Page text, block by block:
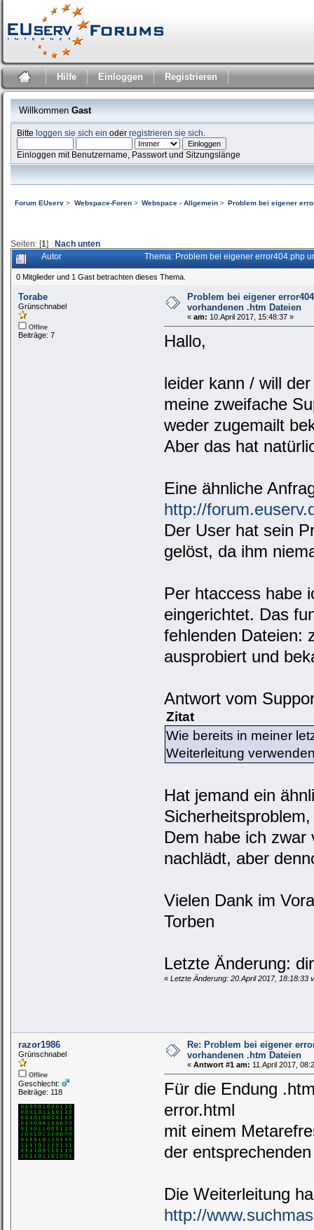
Hilfe Einloggen Registrieren
Willkommen Gast
Bitteloggen sie sich ein oderregistrieren sie sich
Einloggen mit Benutzername, Passwort und Sitzungslänge
Forum EUserv > Webspace-Foren> Webspace - Allgemein> Problem bei eigener
Seiten: [1] Nach unten
Autor Thema: Problem bei eigener error404.php
0 Mitglieder und 1 Gast betrachten dieses Thema.
Torabe
Grünschnabel
Offline
Beiträge: 7
Problem bei eigener
vorhandenen .htm Dateien
« am: 10.April 2017, 15:48:37 »
Hallo,
leider kann / will
meine zweifache
weder zugemailt
Aber das hat
Eine ähnliche
http://
Der User hat sein
gelöst, da ihm
Per htaccess habe
eingerichtet. Das
fehlenden Dateien:
ausprobiert und
Antwort vom
Zitat
Wie bereits in meiner
Weiterleitung
Hat jemand ein
Dem habe ich zwar
nachlädt, aber
Vielen Dank im
Torben
Letzte Änderung:
«Letzte Änderung: 20.April 2017, 18:18:33
razor1986
Grünschnabel
Offline
Geschlecht:
Beiträge: 118
Re: Problem bei eigener
vorhandenen .htm Dateien
« Antwort #1 am: 11.April 2017,
Für die Endung
error.html
mit einem
der
Die Weiterleitung
http://